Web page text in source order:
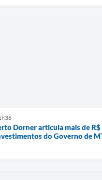
Dorner articula mais de
do Governo de